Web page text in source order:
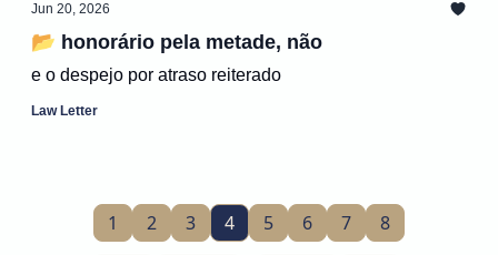
Jun 20, 2026
📂 honorário pela metade, não
e o despejo por atraso reiterado
Law Letter
1 2 3 4 5 6 7 8